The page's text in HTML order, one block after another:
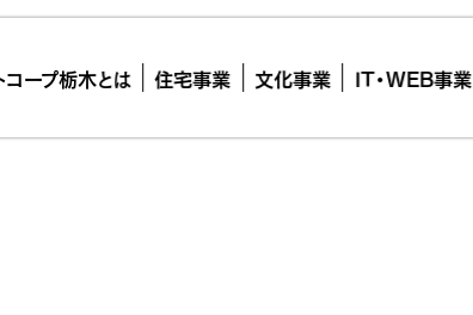
コープ栃木とは 住宅事業 文化事業 IT・WEB事業